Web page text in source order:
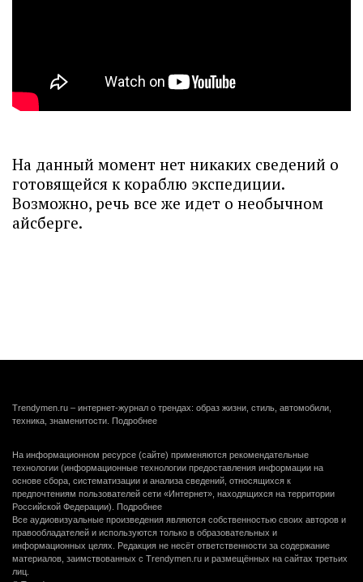
На данный момент нет никаких сведений о
готовящейся к кораблю экспедиции.
Возможно, речь все же идет о необычном
айсберге.
Trendymen.ru – интернет-журнал о трендах: образ жизни, стиль, автомобили,
техника, знаменитости. Подробнее
На информационном ресурсе (сайте) применяются рекомендательные
технологии (информационные технологии предоставления информации на
основе сбора, систематизации и анализа сведений, относящихся к
предпочтениям пользователей сети «Интернет», находящихся на территории
Российской Федерации). Подробнее
Все аудиовизуальные произведения являются собственностью своих авторов и
правообладателей и используются только в образовательных и
информационных целях. Редакция не несёт ответственности за содержание
материалов, заимствованных с Trendymen.ru и размещённых на сайтах третьих
лиц.